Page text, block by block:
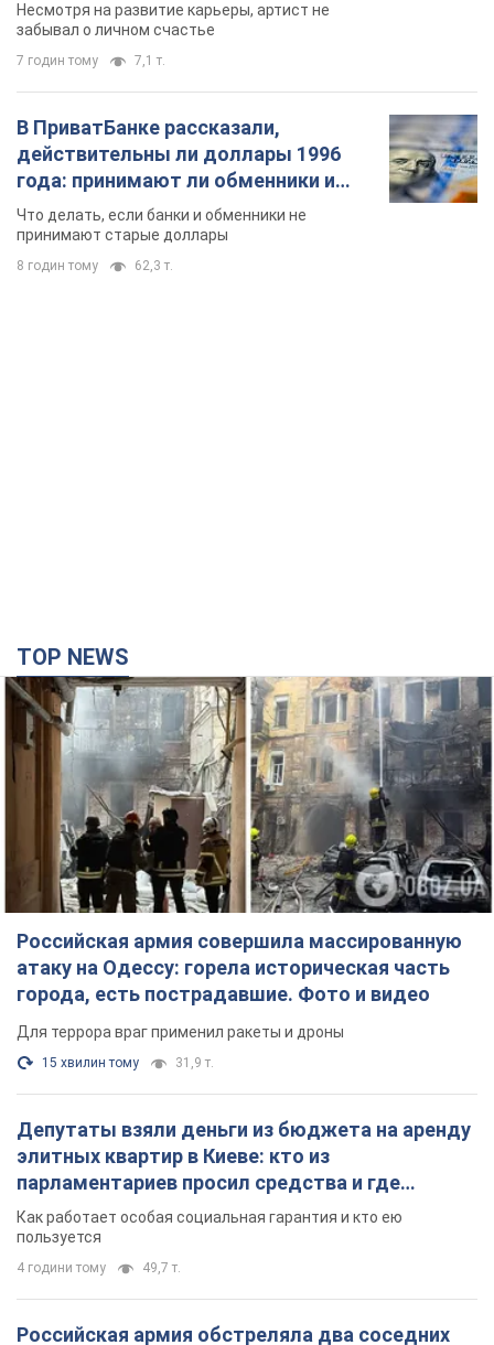
Несмотря на развитие карьеры, артист не
забывал о личном счастье
7 годин тому 7,1 т.
В ПриватБанке рассказали,
действительны ли доллары 1996
года: принимают ли обменники и
банки такие купюры
Что делать, если банки и обменники не
принимают старые доллары
8 годин тому 62,3 т.
TOP NEWS
Российская армия совершила массированную
атаку на Одессу: горела историческая часть
города, есть пострадавшие. Фото и видео
Для террора враг применил ракеты и дроны
15 хвилин тому 31,9 т.
Депутаты взяли деньги из бюджета на аренду
элитных квартир в Киеве: кто из
парламентариев просил средства и где
поселился
Как работает особая социальная гарантия и кто ею
пользуется
4 години тому 49,7 т.
Российская армия обстреляла два соседних